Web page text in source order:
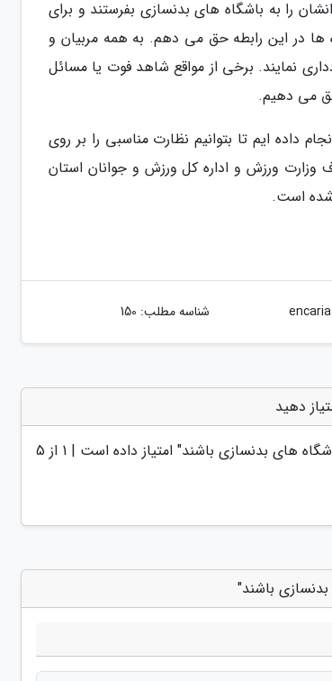
را به باشگاه های بدنسازی بفرستند و برای
ها در این رابطه حق می دهم. به همه مربیان و
نمایند. برخی از مواقع شاهد فوت یا مسائل
می دهیم.
داده ایم تا بتوانیم نظارت مناسبی را بر روی
ورزش و اداره کل ورزش و جوانان استان
شده است.
شناسه مطلب: 150
دهید
های بدنسازی باشند" امتیاز داده است | 1 از 5
باشند"